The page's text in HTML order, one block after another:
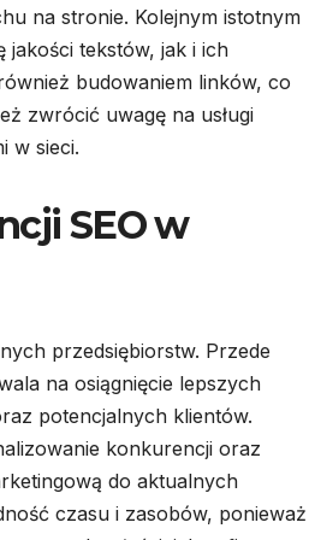
na stronie. Kolejnym istotnym
tekstów, jak i ich
budowaniem linków, co
zwrócić uwagę na usługi
w sieci.
SEO w
przedsiębiorstw. Przede
na osiągnięcie lepszych
potencjalnych klientów.
konkurencji oraz
do aktualnych
czasu i zasobów, ponieważ